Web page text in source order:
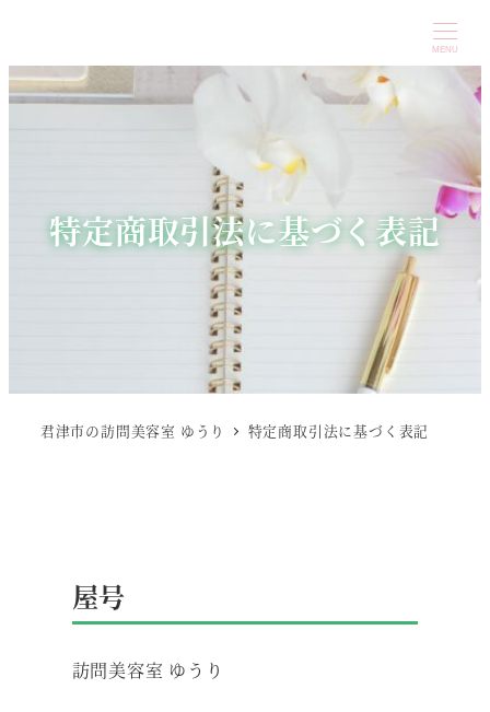
MENU
特定商取引法に基づく表記
君津市の訪問美容室 ゆうり 特定商取引法に基づく表記
屋号
訪問美容室 ゆうり